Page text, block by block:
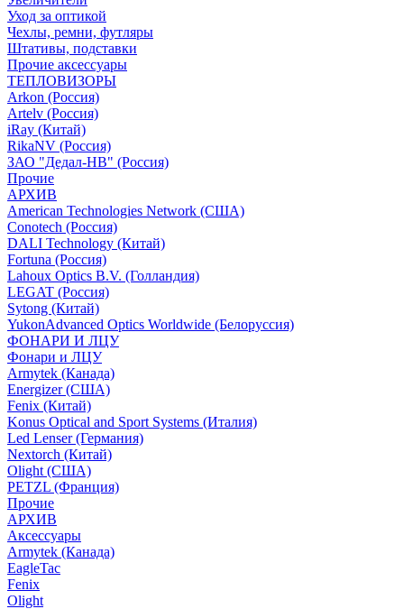
Уход за оптикой
Чехлы, ремни, футляры
Штативы, подставки
Прочие аксессуары
ТЕПЛОВИЗОРЫ
Arkon (Россия)
Artelv (Россия)
iRay (Китай)
RikaNV (Россия)
ЗАО "Дедал-НВ" (Россия)
Прочие
АРХИВ
American Technologies Network (США)
Conotech (Россия)
DALI Technology (Китай)
Fortuna (Россия)
Lahoux Optics B.V. (Голландия)
LEGAT (Россия)
Sytong (Китай)
YukonAdvanced Optics Worldwide (Белоруссия)
ФОНАРИ И ЛЦУ
Фонари и ЛЦУ
Armytek (Канада)
Energizer (США)
Fenix (Китай)
Konus Optical and Sport Systems (Италия)
Led Lenser (Германия)
Nextorch (Китай)
Olight (США)
PETZL (Франция)
Прочие
АРХИВ
Аксессуары
Armytek (Канада)
EagleTac
Fenix
Olight